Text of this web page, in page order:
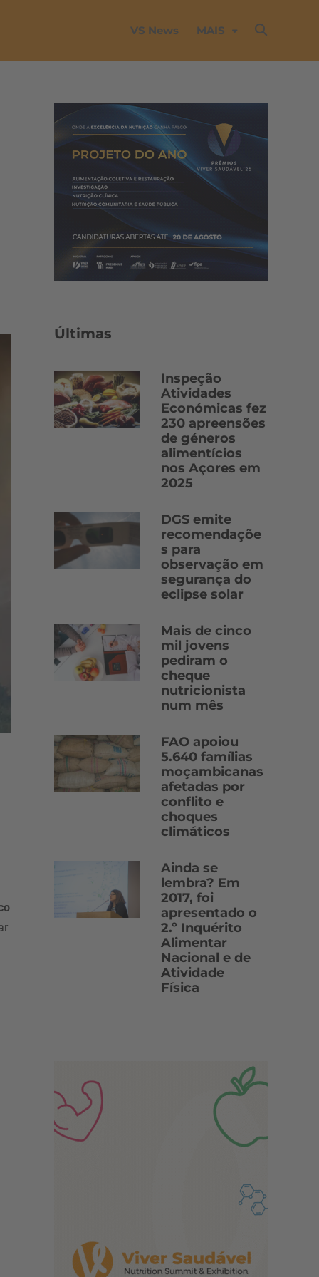
VS News MAIS
Últimas
Inspeção
Atividades
Económicas fez
230 apreensões
de géneros
alimentícios
nos Açores em
2025
DGS emite
recomendaçõe
s para
observação em
segurança do
eclipse solar
Mais de cinco
mil jovens
pediram o
cheque
nutricionista
num mês
FAO apoiou
5.640 famílias
moçambicanas
afetadas por
conflito e
choques
climáticos
Ainda se
lembra? Em
2017, foi
apresentado o
2.º Inquérito
Alimentar
Nacional e de
Atividade
Física